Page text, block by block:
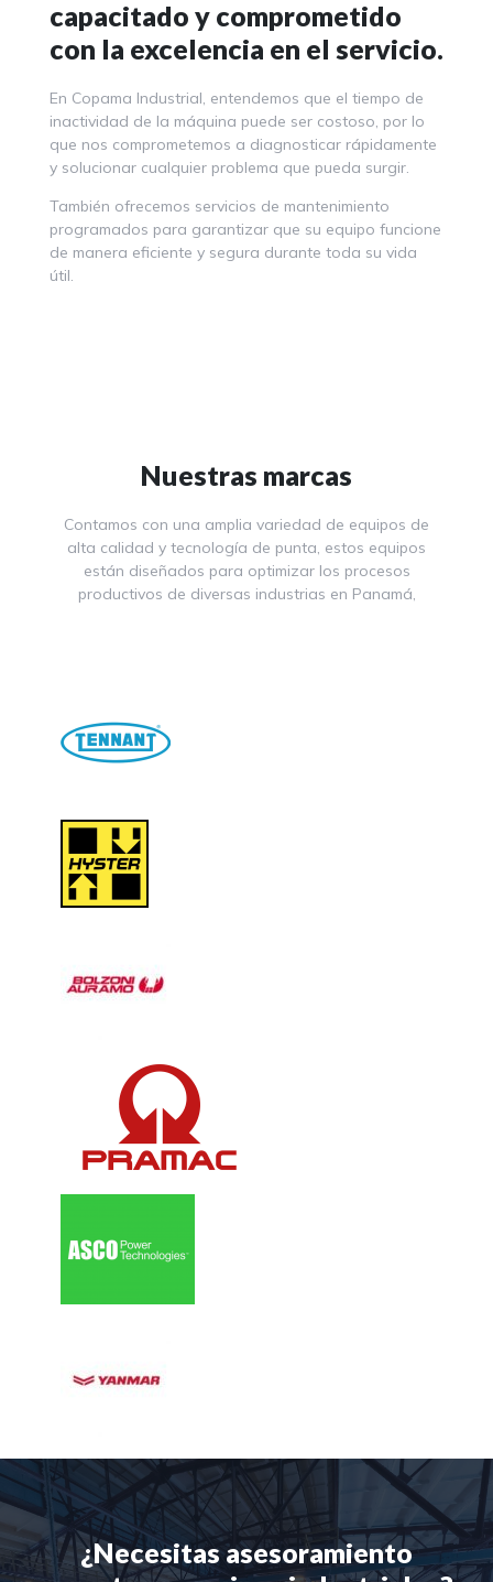
capacitado y comprometido
con la excelencia en el servicio.
En Copama Industrial, entendemos que el tiempo de
inactividad de la máquina puede ser costoso, por lo
que nos comprometemos a diagnosticar rápidamente
y solucionar cualquier problema que pueda surgir.
También ofrecemos servicios de mantenimiento
programados para garantizar que su equipo funcione
de manera eficiente y segura durante toda su vida
útil.
Nuestras marcas
Contamos con una amplia variedad de equipos de
alta calidad y tecnología de punta, estos equipos
están diseñados para optimizar los procesos
productivos de diversas industrias en Panamá,
¿Necesitas asesoramiento